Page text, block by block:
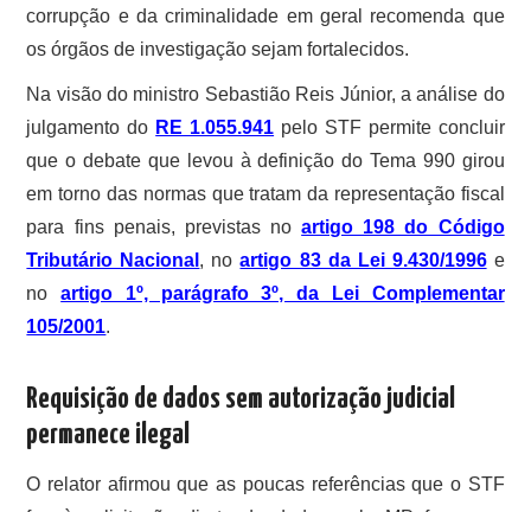
corrupção e da criminalidade em geral recomenda que
os órgãos de investigação sejam fortalecidos.
Na visão do ministro Sebastião Reis Júnior, a análise do
julgamento do RE 1.055.941 pelo STF permite concluir
que o debate que levou à definição do Tema 990 girou
em torno das normas que tratam da representação fiscal
para fins penais, previstas noartigo 198 do Código
Tributário Nacional , noartigo 83 da Lei 9.430/1996e
noartigo 1º, parágrafo 3º, da Lei Complementar
105/2001.
Requisição de dados sem autorização judicial
permanece ilegal
O relator afirmou que as poucas referências que o STF